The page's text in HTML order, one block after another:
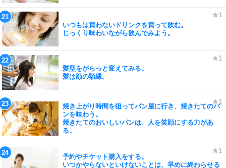
いつもは買わないドリンクを買って飲む。
じっくり味わいながら飲んでみよう。
髪型をがらっと変えてみる。
髪は顔の額縁。
焼き上がり時間を狙ってパン屋に行き、焼きたてのパ
ンを味わう。
焼きたてのおいしいパンは、人を笑顔にする力があ
る。
予約やチケット購入をする。
いつかやらないといけないことは、早めに終わらせる